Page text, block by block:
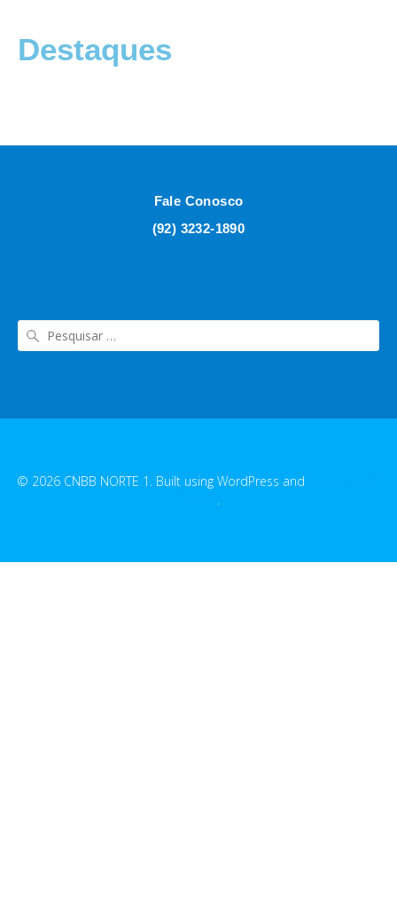
Destaques
Fale Conosco
(92) 3232-1890
© 2026 CNBB NORTE 1. Built using WordPress and
.